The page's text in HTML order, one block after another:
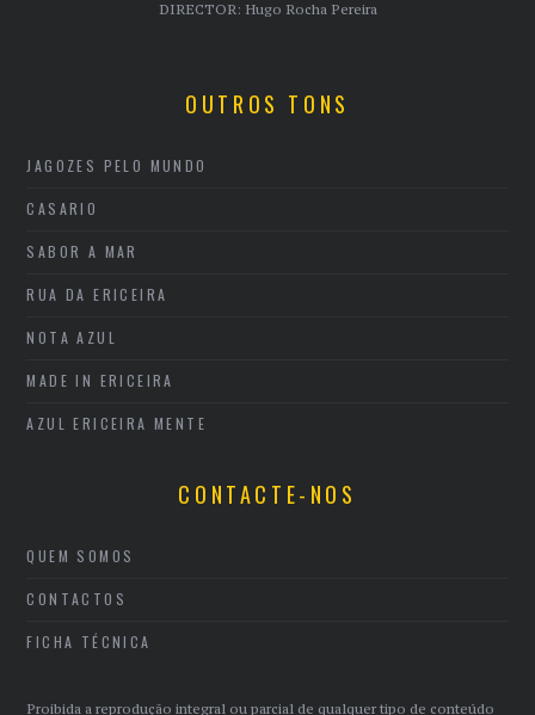
DIRECTOR: Hugo Rocha Pereira
OUTROS TONS
JAGOZES PELO MUNDO
CASARIO
SABOR A MAR
RUA DA ERICEIRA
NOTA AZUL
MADE IN ERICEIRA
AZUL ERICEIRA MENTE
CONTACTE-NOS
QUEM SOMOS
CONTACTOS
FICHA TÉCNICA
Proibida a reprodução integral ou parcial de qualquer tipo de conteúdo